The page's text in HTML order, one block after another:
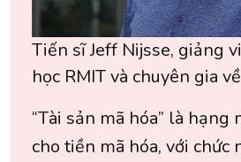
Tiến sĩ Jeff Nijsse, giảng
học RMIT và chuyên gia
“Tài sản mã hóa” là hạng
cho tiền mã hóa, với chức